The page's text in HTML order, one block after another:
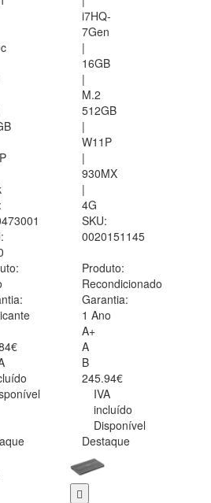
i7HQ-
7Gen
|
16GB
|
M.2
512GB
|
W11P
|
930MX
|
4G
SKU:
0020151145
Produto:
Recondicionado
Garantia:
1 Ano
A+
A
B
245.94€
IVA
incluído
Disponível
Destaque